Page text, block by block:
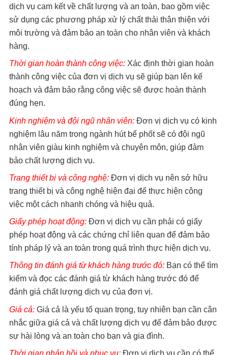
dịch vụ cam kết về chất lượng và an toàn, bao gồm việc
sử dụng các phương pháp xử lý chất thải thân thiện với
môi trường và đảm bảo an toàn cho nhân viên và khách
hàng.
Thời gian hoàn thành công việc:Xác định thời gian hoàn
thành công việc của đơn vị dịch vụ sẽ giúp bạn lên kế
hoạch và đảm bảo rằng công việc sẽ được hoàn thành
đúng hẹn.
Kinh nghiệm và đội ngũ nhân viên:Đơn vị dịch vụ có kinh
nghiệm lâu năm trong ngành hút bể phốt sẽ có đội ngũ
nhân viên giàu kinh nghiệm và chuyên môn, giúp đảm
bảo chất lượng dịch vụ.
Trang thiết bị và công nghệ:Đơn vị dịch vụ nên sở hữu
trang thiết bị và công nghệ hiện đại để thực hiện công
việc một cách nhanh chóng và hiệu quả.
Giấy phép hoạt động:Đơn vị dịch vụ cần phải có giấy
phép hoạt động và các chứng chỉ liên quan để đảm bảo
tính pháp lý và an toàn trong quá trình thực hiện dịch vụ.
Thông tin đánh giá từ khách hàng trước đó:Bạn có thể tìm
kiếm và đọc các đánh giá từ khách hàng trước đó để
đánh giá chất lượng dịch vụ của đơn vị.
Giá cả:Giá cả là yếu tố quan trọng, tuy nhiên bạn cần cân
nhắc giữa giá cả và chất lượng dịch vụ để đảm bảo được
sự hài lòng và an toàn cho bạn và gia đình.
Thời gian phản hồi và phục vụ:Đơn vị dịch vụ cần có thể